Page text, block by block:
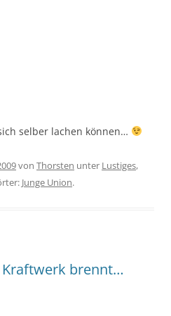
selber lachen können…
von Thorsten unter Lustiges,
Junge Union.
Kraftwerk brennt…